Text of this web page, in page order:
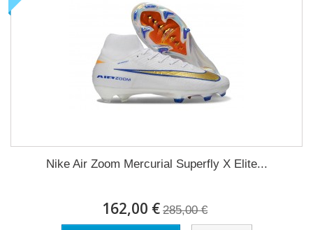
Nike Air Zoom Mercurial Superfly X Elite...
162,00 € 285,00 €